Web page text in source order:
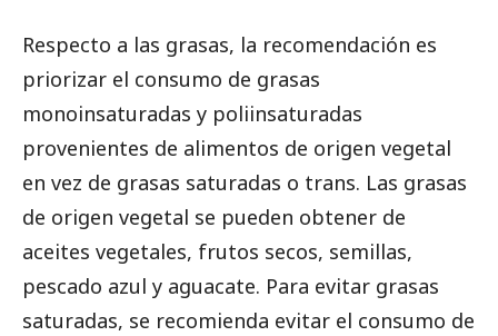
Respecto a las grasas, la recomendación es
priorizar el consumo de grasas
monoinsaturadas y poliinsaturadas
provenientes de alimentos de origen vegetal
en vez de grasas saturadas o trans. Las grasas
de origen vegetal se pueden obtener de
aceites vegetales, frutos secos, semillas,
pescado azul y aguacate. Para evitar grasas
saturadas, se recomienda evitar el consumo de